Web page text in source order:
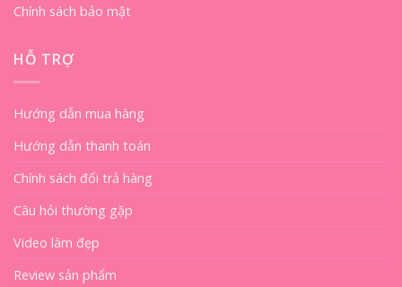
Chính sách bảo mật
HỖ TRỢ
Hướng dẫn mua hàng
Hướng dẫn thanh toán
Chính sách đổi trả hàng
Câu hỏi thường gặp
Video làm đẹp
Review sản phẩm